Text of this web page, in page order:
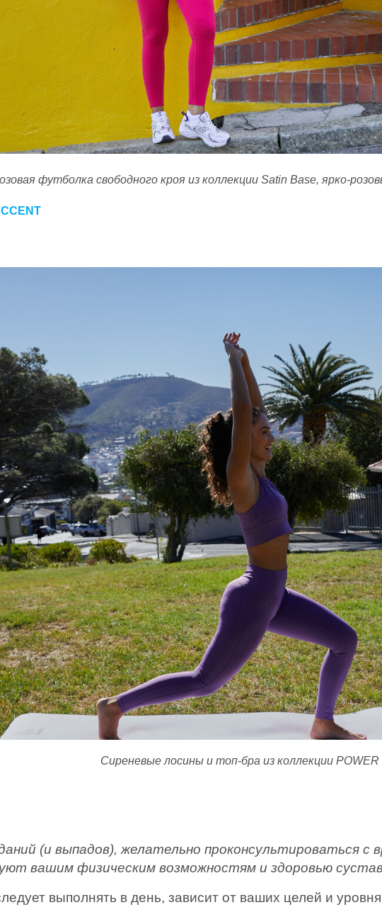
футболка свободного кроя из коллекции Satin Base, ярко-
Сиреневые лосины и топ-бра из коллекции POWER
(и выпадов), желательно проконсультироваться
вашим физическим возможностям и здоровью
выполнять в день, зависит от ваших целей и